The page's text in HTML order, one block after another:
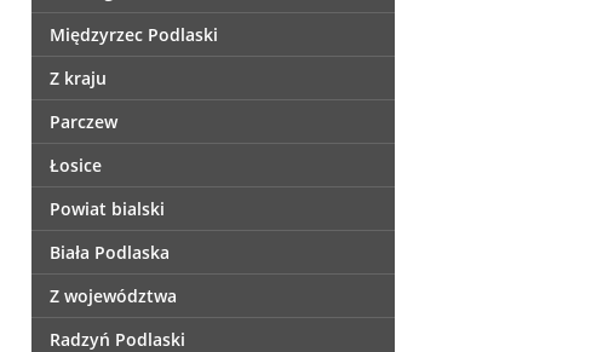
Międzyrzec Podlaski
Z kraju
Parczew
Łosice
Powiat bialski
Biała Podlaska
Z województwa
Radzyń Podlaski